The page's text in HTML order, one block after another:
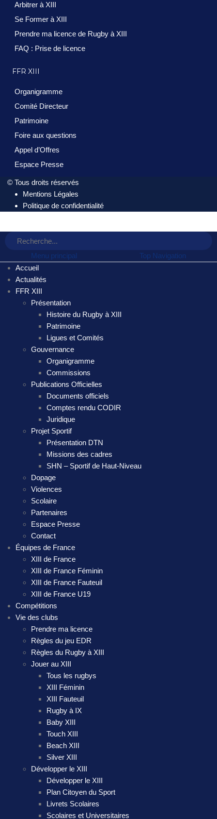
Arbitrer à XIII
Se Former à XIII
Prendre ma licence de Rugby à XIII
FAQ : Prise de licence
FFR XIII
Organigramme
Comité Directeur
Patrimoine
Foire aux questions
Appel d’Offres
Espace Presse
© Tous droits réservés
Mentions Légales
Politique de confidentialité
Menu principal
Top Navigation
Accueil
Actualités
FFR XIII
Présentation
Histoire du Rugby à XIII
Patrimoine
Ligues et Comités
Gouvernance
Organigramme
Commissions
Publications Officielles
Documents officiels
Comptes rendu CODIR
Juridique
Projet Sportif
Présentation DTN
Missions des cadres
SHN – Sportif de Haut-Niveau
Dopage
Violences
Scolaire
Partenaires
Espace Presse
Contact
Équipes de France
XIII de France
XIII de France Féminin
XIII de France Fauteuil
XIII de France U19
Compétitions
Vie des clubs
Prendre ma licence
Règles du jeu EDR
Règles du Rugby à XIII
Jouer au XIII
Tous les rugbys
XIII Féminin
XIII Fauteuil
Rugby à IX
Baby XIII
Touch XIII
Beach XIII
Silver XIII
Développer le XIII
Développer le XIII
Plan Citoyen du Sport
Livrets Scolaires
Scolaires et Universitaires